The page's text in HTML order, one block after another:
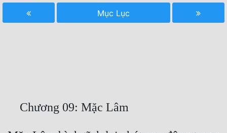
Truyện Convert
Mục Lục